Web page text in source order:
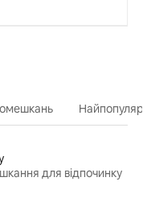
для відпочинку